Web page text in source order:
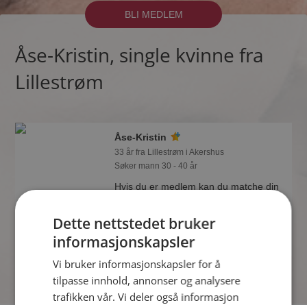
BLI MEDLEM
Åse-Kristin, single kvinne fra
Lillestrøm
Åse-Kristin
33 år fra Lillestrøm i Akershus
Søker mann 30 - 40 år
Hvis du er medlem kan du matche din
dere sammen som hånd i hanske?
Dette nettstedet bruker
informasjonskapsler
Vi bruker informasjonskapsler for å
tilpasse innhold, annonser og analysere
trafikken vår. Vi deler også informasjon